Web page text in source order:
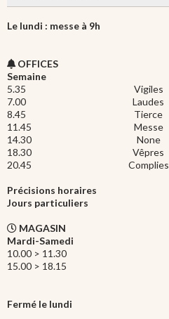
Le lundi : messe à 9h
OFFICES
Semaine
5.35
Vigiles
7.00
Laudes
8.45
Tierce
11.45
Messe
14.30
None
18.30
Vêpres
20.45
Complies
Précisions horaires
Jours particuliers
MAGASIN
Mardi-Samedi
10.00 > 11.30
15.00 > 18.15
Fermé le lundi